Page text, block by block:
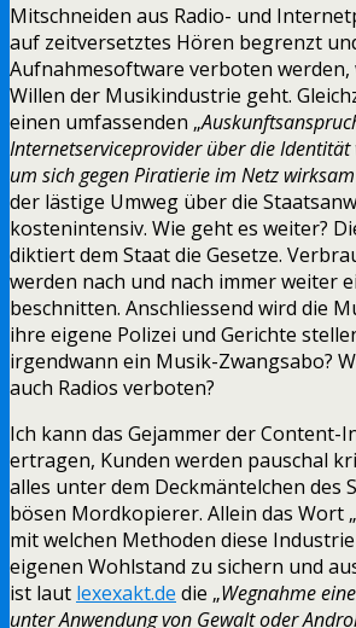
Mitschneiden aus Radio- und
auf zeitversetztes Hören begrenzt
Aufnahmesoftware verboten werden,
Willen der Musikindustrie geht.
einen umfassenden „
Internetserviceprovider über die Identität
um sich gegen Piratierie im Netz
der lästige Umweg über die
kostenintensiv. Wie geht es weiter?
diktiert dem Staat die Gesetze.
werden nach und nach immer weiter
beschnitten. Anschliessend wird die
ihre eigene Polizei und Gerichte
irgendwann ein Musik-Zwangsabo?
auch Radios verboten?
Ich kann das Gejammer der Content-
ertragen, Kunden werden pauschal
alles unter dem Deckmäntelchen des
bösen Mordkopierer. Allein das Wort
mit welchen Methoden diese
eigenen Wohlstand zu sichern und
ist laut lexexakt.de die „Wegnahme
unter Anwendung von Gewalt oder